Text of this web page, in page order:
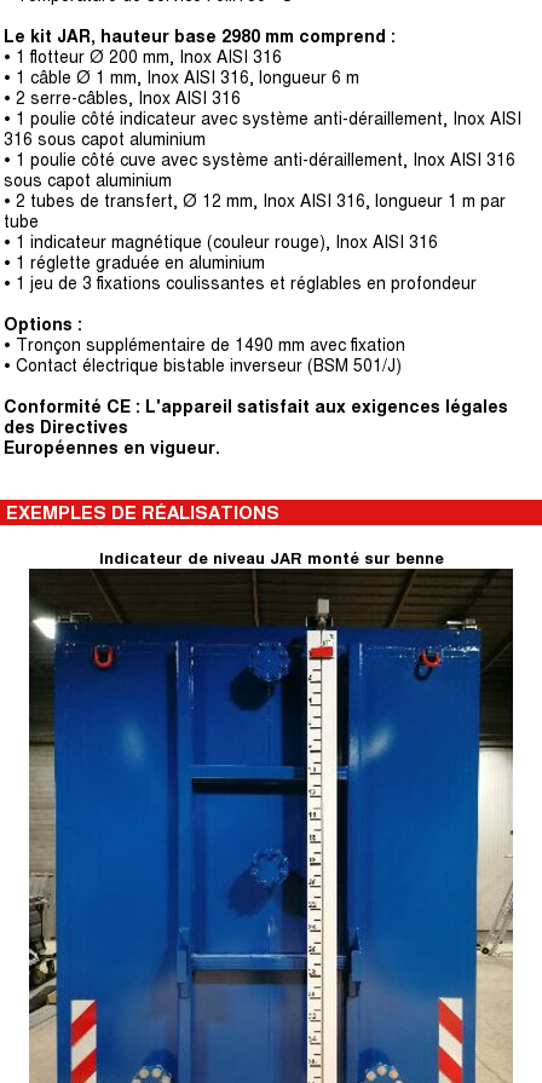
Le kit JAR, hauteur base 2980 mm comprend :
• 1 flotteur Ø 200 mm, Inox AISI 316
• 1 câble Ø 1 mm, Inox AISI 316, longueur 6 m
• 2 serre-câbles, Inox AISI 316
• 1 poulie côté indicateur avec système anti-déraillement, Inox AISI
316 sous capot aluminium
• 1 poulie côté cuve avec système anti-déraillement, Inox AISI 316
sous capot aluminium
• 2 tubes de transfert, Ø 12 mm, Inox AISI 316, longueur 1 m par
tube
• 1 indicateur magnétique (couleur rouge), Inox AISI 316
• 1 réglette graduée en aluminium
• 1 jeu de 3 fixations coulissantes et réglables en profondeur
Options :
• Tronçon supplémentaire de 1490 mm avec fixation
• Contact électrique bistable inverseur (BSM 501/J)
Conformité CE : L'appareil satisfait aux exigences légales
des Directives
Européennes en vigueur.
EXEMPLES DE RÉALISATIONS
Indicateur de niveau JAR monté sur benne